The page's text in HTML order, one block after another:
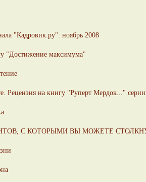
"Кадровик.ру": ноябрь 2008
"Достижение максимума"
Рецензия на книгу "Руперт Мердок..."
С КОТОРЫМИ ВЫ МОЖЕТЕ